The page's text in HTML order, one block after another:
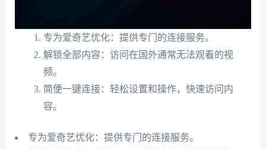
专为爱奇艺优化：提供专门的连接服务。
解锁全部内容：访问在国外通常无法观看的视
频。
简便一键连接：轻松设置和操作，快速访问内
容。
专为爱奇艺优化：提供专门的连接服务。